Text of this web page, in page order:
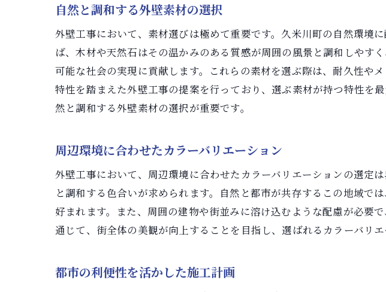
地域防災への貢献と
地域の美化活動を支援
自然と調和する外壁素材の選択
外壁工事において、素材選びは極めて重要です。久米川町の自然環境
ば、木材や天然石はその温かみのある質感が周囲の風景と調和しやす
可能な社会の実現に貢献します。これらの素材を選ぶ際は、耐久性や
特性を踏まえた外壁工事の提案を行っており、選ぶ素材が持つ特性を
然と調和する外壁素材の選択が重要です。
周辺環境に合わせたカラーバリエーション
外壁工事において、周辺環境に合わせたカラーバリエーションの選定
と調和する色合いが求められます。自然と都市が共存するこの地域で
好まれます。また、周囲の建物や街並みに溶け込むような配慮が必要
通じて、街全体の美観が向上することを目指し、選ばれるカラーバリ
都市の利便性を活かした施工計画